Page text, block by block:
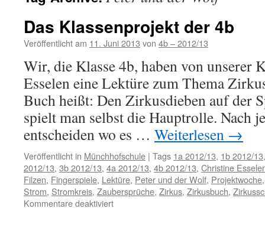
Das Klassenprojekt der 4b
Veröffentlicht am 11. Juni 2013 von 4b – 2012/13
Wir, die Klasse 4b, haben von unserer
Esselen eine Lektüre zum Thema
Buch heißt: Den Zirkusdieben auf der
spielt man selbst die Hauptrolle. Nach
entscheiden wo es … Weiterlesen →
Veröffentlicht in Münchhofschule | Tags 1a 2012/13, 1b 2012/13
2012/13, 3b 2012/13, 4a 2012/13, 4b 2012/13, Christine
Filzen, Fingerspiele, Lektüre, Peter und der Wolf, Projektwoche
Strom, Stromkreis, Zaubersprüche, Zirkus, Zirkusbuch,
Kommentare deaktiviertfür